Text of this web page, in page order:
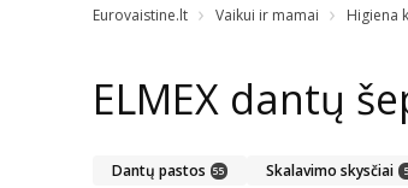
Eurovaistine.lt Vaikui ir mamai Higiena
ELMEX dantų
Dantų pastos 55 Skalavimo skysčiai 5